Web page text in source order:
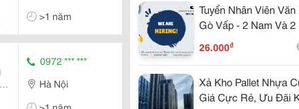
>1 năm
0972 *** ***
Hà Nội
Tuyển Nhân Viên
Gò Vấp - 2 Nam Và
26.000₫
Xả Kho Pallet Nhựa
Giá Cực Rẻ, Ưu Đãi